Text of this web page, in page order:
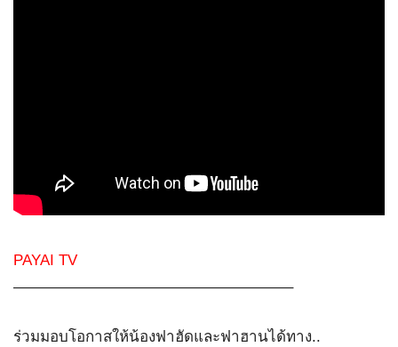
PAYAI TV
——————————————————–
ร่วมมอบโอกาสให้น้องฟาฮัดและฟาฮานได้ทาง..